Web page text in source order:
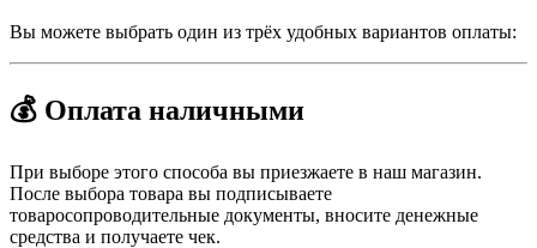
Вы можете выбрать один из трёх удобных вариантов оплаты:
💰 Оплата наличными
При выборе этого способа вы приезжаете в наш магазин.
После выбора товара вы подписываете
товаросопроводительные документы, вносите денежные
средства и получаете чек.